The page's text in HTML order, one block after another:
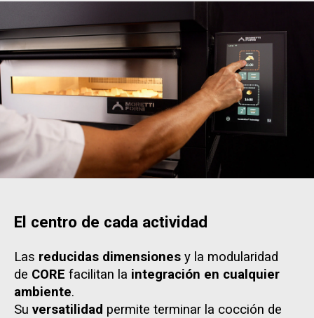
El centro de cada actividad
Las reducidas dimensiones y la modularidad
de CORE facilitan la integración en cualquier
ambiente.
Su versatilidad permite terminar la cocción de